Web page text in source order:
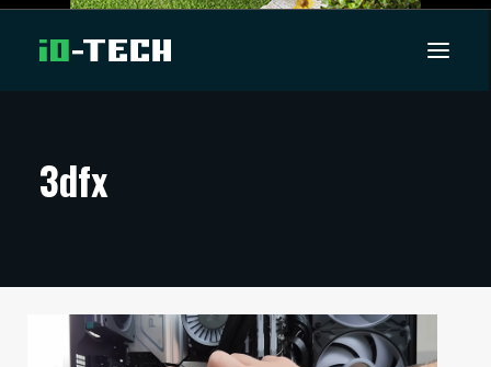
ARTIKKELIT
TECHBBS
3dfx